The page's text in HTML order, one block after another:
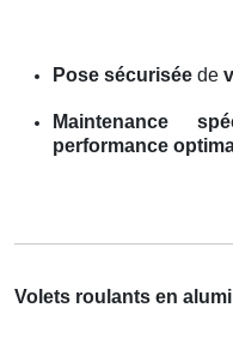
Pose sécurisée de
Maintenance
performance
Volets roulants en